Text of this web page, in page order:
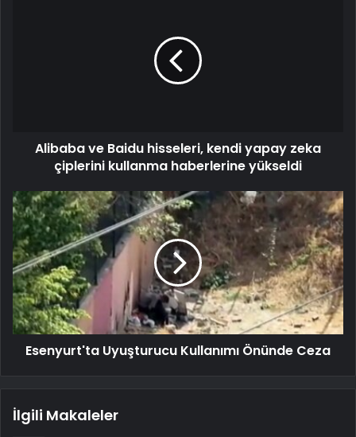
Alibaba ve Baidu hisseleri, kendi yapay zeka
çiplerini kullanma haberlerine yükseldi
Esenyurt'ta Uyuşturucu Kullanımı Önünde Ceza
İlgili Makaleler